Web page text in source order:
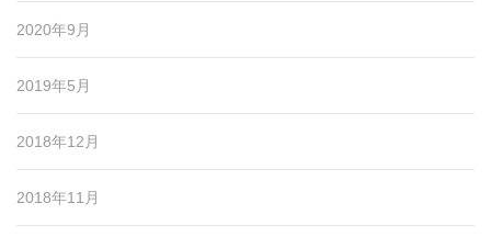
2020年9月
2019年5月
2018年12月
2018年11月